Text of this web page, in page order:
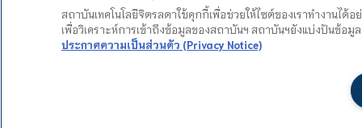
สถาบันเทคโนโลยีจิตรลดาใช้คุกกี้เพื่อช่วยให้ไซต์ของเราทำงานไ
เพื่อวิเคราะห์การเข้าถึงข้อมูลของสถาบันฯ สถาบันฯยังแบ่งปันข้อ
ประกาศความเป็นส่วนตัว (Privacy Notice)